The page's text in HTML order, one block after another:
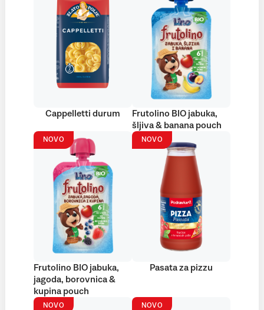
Cappelletti durum
Frutolino BIO jabuka,
šljiva & banana pouch
NOVO
Frutolino BIO jabuka,
jagoda, borovnica &
kupina pouch
NOVO
Pasata za pizzu
NOVO NOVO